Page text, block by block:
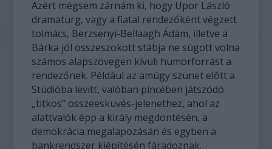
Azért mégsem zárnám ki, hogy Upor László
dramaturg, vagy a fiatal rendezőként végzett
tolmács, Berzsenyi-Bellaagh Ádám, illetve a
Bárka jól összeszokott stábja ne súgott volna
számos alapszövegen kívüli humorforrást a
rendezőnek. Például az amúgy szünet előtt a
Stúdióba levitt, valóban pincében játszódó
„titkos” összeesküvés-jelenethez, ahol az
alattvalók épp a király megdöntésén, a
demokrácia megalapozásán és egyben a
bankrendszer kiépítésén fáradoznak.